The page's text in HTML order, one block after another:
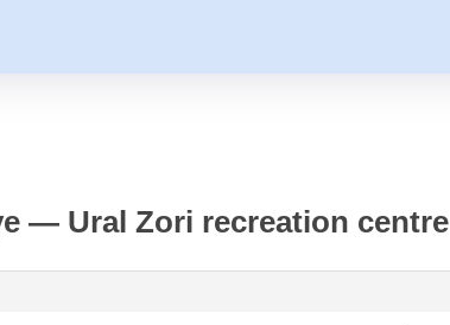
— Ural Zori recreation centre